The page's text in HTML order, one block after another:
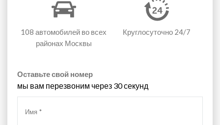
108 автомобилей во всех
районах Москвы
Круглосуточно 24/7
Оставьте свой номер
мы вам перезвоним через 30 секунд